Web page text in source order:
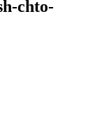
chto-